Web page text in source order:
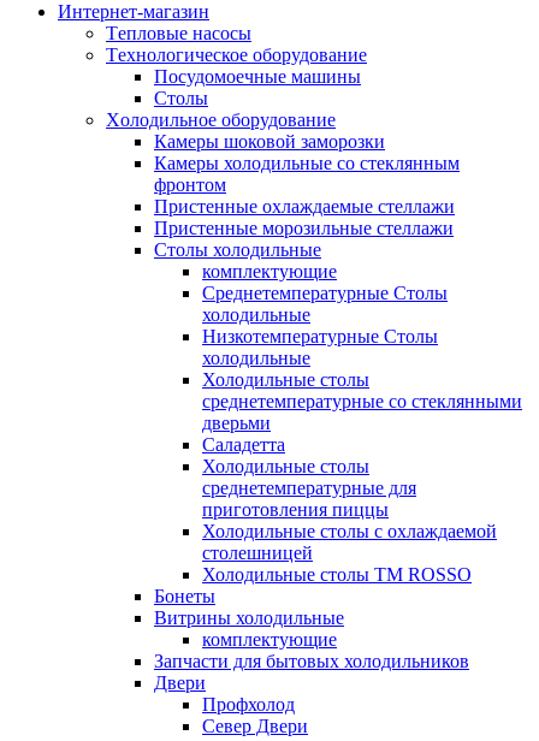
Интернет-магазин
Tепловые насосы
Tехнологическое оборудование
Посудомоечные машины
Столы
Xолодильное оборудование
Камеры шоковой заморозки
Камеры холодильные со стеклянным
фронтом
Пристенные охлаждаемые стеллажи
Пристенные морозильные стеллажи
Столы холодильные
комплектующие
Среднетемпературные Столы
холодильные
Низкотемпературные Столы
холодильные
Холодильные столы
среднетемпературные со стеклянными
дверьми
Саладетта
Холодильные столы
среднетемпературные для
приготовления пиццы
Холодильные столы с охлаждаемой
столешницей
Холодильные столы ТМ ROSSO
Бонеты
Витрины холодильные
комплектующие
Запчасти для бытовых холодильников
Двери
Профхолод
Север Двери